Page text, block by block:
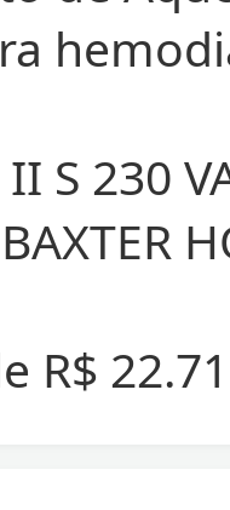
II S 230
R$